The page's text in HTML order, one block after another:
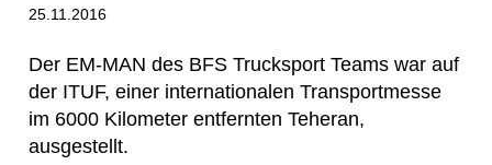
25.11.2016
Der EM-MAN des BFS Trucksport Teams war auf
der ITUF, einer internationalen Transportmesse
im 6000 Kilometer entfernten Teheran,
ausgestellt.